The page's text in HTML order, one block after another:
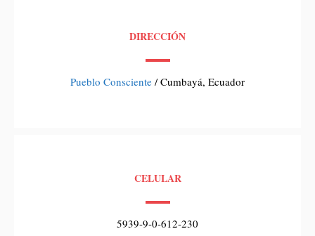
DIRECCIÓN
Pueblo Consciente / Cumbayá, Ecuador
CELULAR
5939-9-0-612-230